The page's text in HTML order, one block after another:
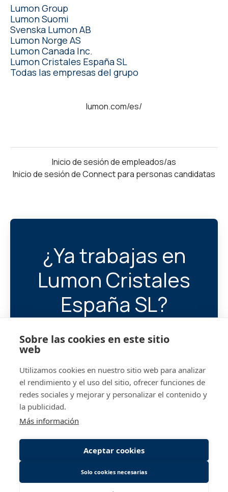
Sobre las cookies en este sitio
web
Utilizamos cookies en nuestro sitio web para analizar
el rendimiento y el uso del sitio, ofrecer funciones de
redes sociales y mejorar y personalizar el contenido y
la publicidad.
Más información
Aceptar cookies
Solo cookies necesarias
Lumon Group
Lumon Suomi
Svenska Lumon AB
Lumon Norge AS
Lumon Canada Inc.
Lumon Cristales España SL
Todas las empresas del grupo
lumon.com/es/
Inicio de sesión de empleados/as
Inicio de sesión de Connect para personas candidatas
¿Ya trabajas en
Lumon Cristales
España SL?
próximo compañero/a.
@lumon.com Iniciar